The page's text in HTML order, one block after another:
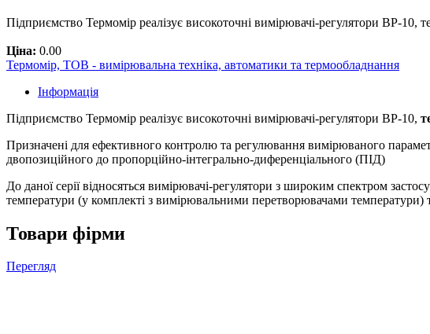
Підприємство Термомір реалізує високоточні вимірювачі-регулятори ВР-
Ціна: 0.00
Термомір, ТОВ - вимірювальна техніка, автоматики та термообладнання
Інформація
Підприємство Термомір реалізує високоточні вимірювачі-регулятори ВР-10,
Призначені для ефективного контролю та регулювання вимірюваного
двопозиційного до пропорційно-інтегрально-диференціального (ПІД)
До даної серії відносяться вимірювачі-регулятори з широким спектром
температури (у комплекті з вимірювальними перетворювачами температури)
Товари фірми
Перегляд